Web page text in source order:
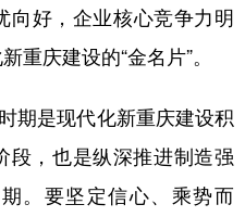
向好，企业核心竞争力明
重庆建设的“金名片”。
是现代化新重庆建设积
段，也是纵深推进制造强
。要坚定信心、乘势而